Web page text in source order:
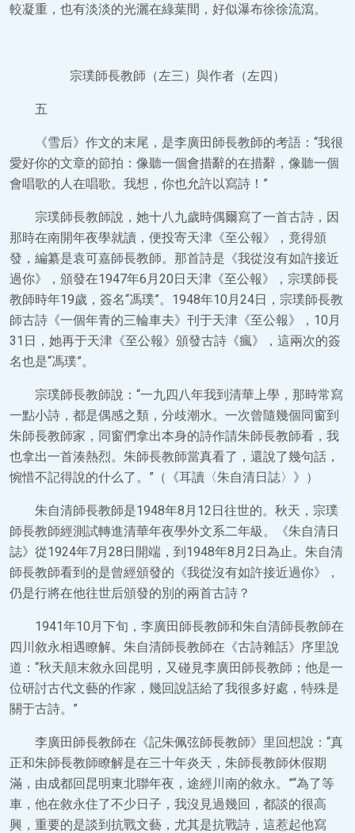
較凝重，也有淡淡的光灑在綠葉間，好似瀑布徐徐流瀉。
宗璞師長教師（左三）與作者（左四）
五
《雪后》作文的末尾，是李廣田師長教師的考語：“我很
愛好你的文章的節拍：像聽一個會措辭的在措辭，像聽一個
會唱歌的人在唱歌。我想，你也允許以寫詩！”
宗璞師長教師說，她十八九歲時偶爾寫了一首古詩，因
那時在南開年夜學就讀，便投寄天津《至公報》，竟得頒
發，編纂是袁可嘉師長教師。那首詩是《我從沒有如許接近
過你》，頒發在1947年6月20日天津《至公報》，宗璞師長
教師時年19歲，簽名“馮璞”。1948年10月24日，宗璞師長教
師古詩《一個年青的三輪車夫》刊于天津《至公報》，10月
31日，她再于天津《至公報》頒發古詩《瘋》，這兩次的簽
名也是“馮璞”。
宗璞師長教師說：“一九四八年我到清華上學，那時常寫
一點小詩，都是偶感之類，分歧潮水。一次曾隨幾個同窗到
朱師長教師家，同窗們拿出本身的詩作請朱師長教師看，我
也拿出一首湊熱烈。朱師長教師當真看了，還說了幾句話，
惋惜不記得說的什么了。”（《耳讀〈朱自清日誌〉》）
朱自清師長教師是1948年8月12日往世的。秋天，宗璞
師長教師經測試轉進清華年夜學外文系二年級。《朱自清日
誌》從1924年7月28日開端，到1948年8月2日為止。朱自清
師長教師看到的是曾經頒發的《我從沒有如許接近過你》，
仍是行將在他往世后頒發的別的兩首古詩？
1941年10月下旬，李廣田師長教師和朱自清師長教師在
四川敘永相遇瞭解。朱自清師長教師在《古詩雜話》序里說
道：“秋天顛末敘永回昆明，又碰見李廣田師長教師；他是一
位研討古代文藝的作家，幾回說話給了我很多好處，特殊是
關于古詩。”
李廣田師長教師在《記朱佩弦師長教師》里回想說：“真
正和朱師長教師瞭解是在三十年炎天，朱師長教師休假期
滿，由成都回昆明東北聯年夜，途經川南的敘永。”“為了等
車，他在敘永住了不少日子，我沒見過幾回，都談的很高
興，重要的是談到抗戰文藝，尤其是抗戰詩，這惹起他寫